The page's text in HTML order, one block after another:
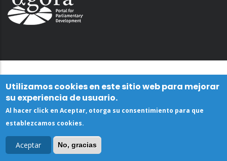
Utilizamos cookies en este sitio web para mejorar
su experiencia de usuario.
Al hacer click en Aceptar, otorga su consentimiento para que
establezcamos cookies.
Aceptar No, gracias